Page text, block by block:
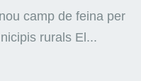
camp de feina per
rurals El...